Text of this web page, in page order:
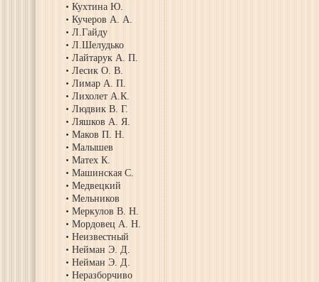
Кухтина Ю.
Кучеров А. А.
Л.Гайду
Л.Шелудько
Лайтарук А. П.
Лесик О. В.
Лимар А. П.
Лихолет А.К.
Людвик В. Г.
Ляшков А. Я.
Маков П. Н.
Малышев
Матех К.
Машинская С.
Медвецкий
Мельников
Меркулов В. Н.
Мордовец А. Н.
Неизвестный
Нейман Э. Д.
Нейман Э. Д.
Неразборчиво